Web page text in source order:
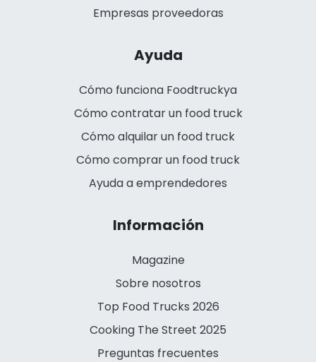
Empresas proveedoras
Ayuda
Cómo funciona Foodtruckya
Cómo contratar un food truck
Cómo alquilar un food truck
Cómo comprar un food truck
Ayuda a emprendedores
Información
Magazine
Sobre nosotros
Top Food Trucks 2026
Cooking The Street 2025
Preguntas frecuentes